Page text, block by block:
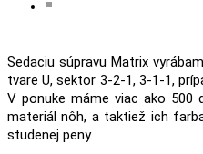
Sedaciu súpravu Matrix
tvare U, sektor 3-2-1, 3-1-1,
V ponuke máme viac ako 500
materiál nôh, a taktiež ich
studenej peny.